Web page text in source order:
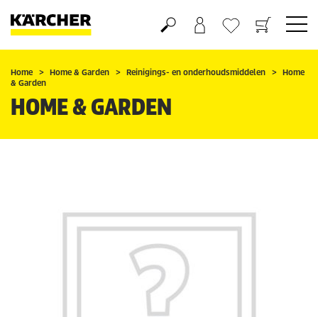
Boodschappenmandje
Verlanglijstje
Home Home & Garden Reinigings- en onderhoudsmiddelen
Home
& Garden
HOME & GARDEN